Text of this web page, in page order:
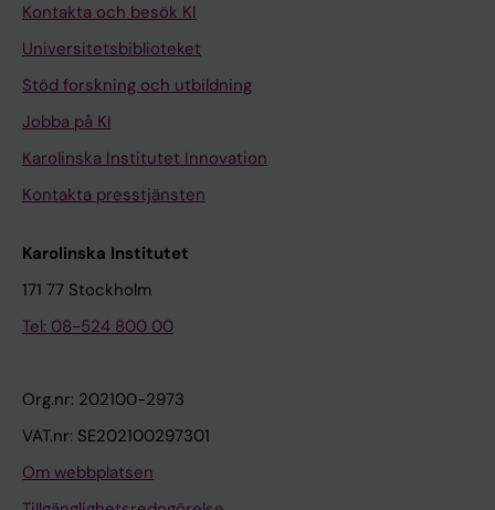
Kontakta och besök KI
Universitetsbiblioteket
Stöd forskning och utbildning
Jobba på KI
Karolinska Institutet Innovation
Kontakta presstjänsten
Karolinska Institutet
171 77 Stockholm
Tel: 08-524 800 00
Org.nr: 202100-2973
VAT.nr: SE202100297301
Om webbplatsen